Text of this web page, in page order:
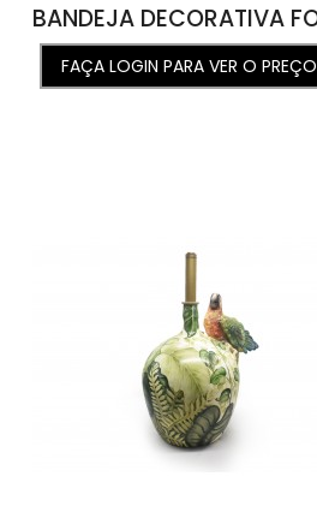
FAÇA LOGIN PARA VER O PREÇO